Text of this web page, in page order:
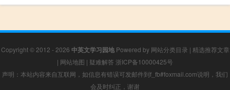
Copyright © 2012 - 2026 中英文学习园地Powered by 网站分类目录 | 精选推荐文章
| 网站地图 | 疑难解答 浙ICP备10000425号
声明：本站内容来自互联网，如信息有错误可发邮件到f_fb#foxmail.com说明，我们
会及时纠正，谢谢